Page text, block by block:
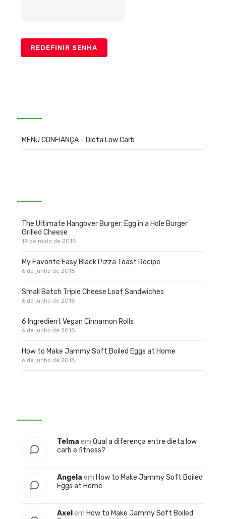
REDEFINIR SENHA
MENU CONFIANÇA – Dieta Low Carb
The Ultimate Hangover Burger: Egg in a Hole Burger
Grilled Cheese
19 de maio de 2018
My Favorite Easy Black Pizza Toast Recipe
6 de junho de 2018
Small Batch Triple Cheese Loaf Sandwiches
6 de junho de 2018
6 Ingredient Vegan Cinnamon Rolls
6 de junho de 2018
How to Make Jammy Soft Boiled Eggs at Home
6 de junho de 2018
Telma em Qual a diferença entre dieta low
carb e fitness?
Angela em How to Make Jammy Soft Boiled
Eggs at Home
Axel em How to Make Jammy Soft Boiled